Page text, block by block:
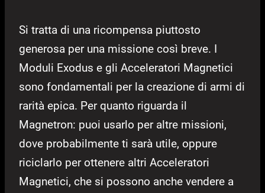
Si tratta di una ricompensa piuttosto
generosa per una missione così breve. I
Moduli Exodus e gli Acceleratori Magnetici
sono fondamentali per la creazione di armi di
rarità epica. Per quanto riguarda il
Magnetron: puoi usarlo per altre missioni,
dove probabilmente ti sarà utile, oppure
riciclarlo per ottenere altri Acceleratori
Magnetici, che si possono anche vendere a